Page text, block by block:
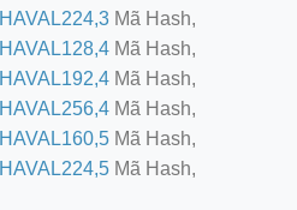
HAVAL224,3 Mã Hash,
HAVAL128,4 Mã Hash,
HAVAL192,4 Mã Hash,
HAVAL256,4 Mã Hash,
HAVAL160,5 Mã Hash,
HAVAL224,5 Mã Hash,